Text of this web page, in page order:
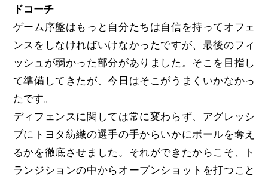
ドコーチ
ゲーム序盤はもっと自分たちは自信を持ってオフェ
ンスをしなければいけなかったですが、最後のフィ
ッシュが弱かった部分がありました。そこを目指し
て準備してきたが、今日はそこがうまくいかなかっ
たです。
ディフェンスに関しては常に変わらず、アグレッシ
ブにトヨタ紡織の選手の手からいかにボールを奪え
るかを徹底させました。それができたからこそ、ト
ランジションの中からオープンショットを打つこと